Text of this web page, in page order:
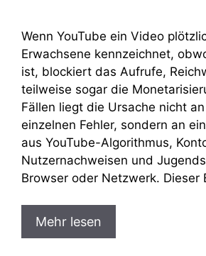
Wenn YouTube ein Video
Erwachsene kennzeichnet,
ist, blockiert das Aufrufe,
teilweise sogar die
Fällen liegt die Ursache nicht
einzelnen Fehler, sondern an
aus YouTube-Algorithmus,
Nutzernachweisen und
Browser oder Netzwerk. Dieser
Mehr lesen